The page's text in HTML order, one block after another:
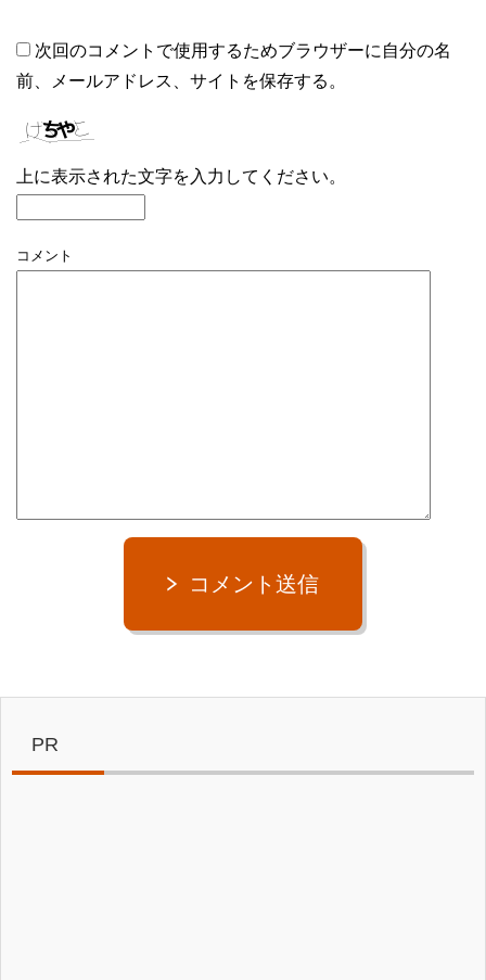
次回のコメントで使用するためブラウザーに自分の名
前、メールアドレス、サイトを保存する。
上に表示された文字を入力してください。
コメント
コメント送信
PR